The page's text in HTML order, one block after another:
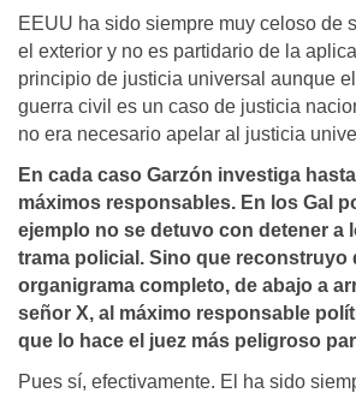
EEUU ha sido siempre muy celoso de
el exterior y no es partidario de la
principio de justicia universal aunque
guerra civil es un caso de justicia
no era necesario apelar al justicia
En cada caso Garzón investiga
máximos responsables. En los Gal
ejemplo no se detuvo con detener a
trama policial. Sino que reconstruyo
organigrama completo, de abajo a
señor X, al máximo responsable
que lo hace el juez más peligroso
Pues sí, efectivamente. El ha sido